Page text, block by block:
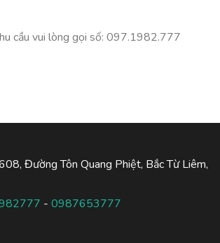
cầu vui lòng gọi số: 097.1982.777
Đường Tôn Quang Phiệt, Bắc Từ Liêm,
- 0987653777